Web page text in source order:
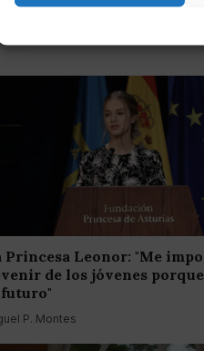
Princesa Leonor: "Me
de los jóvenes
P. Montes